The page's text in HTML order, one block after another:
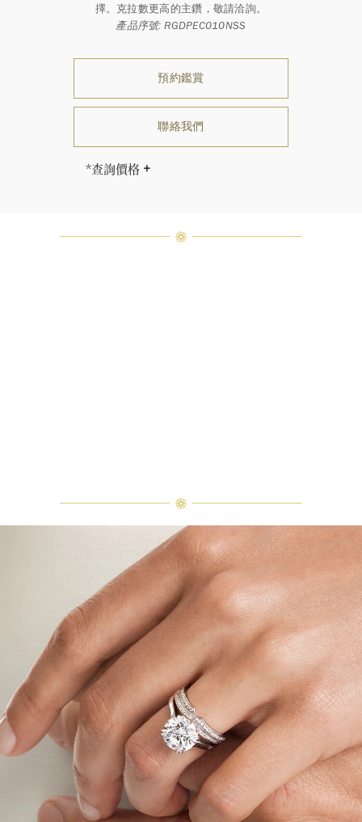
擇。克拉數更高的主鑽，敬請洽詢。
產品序號: RGDPEC010NSS
預約鑑賞
聯絡我們
*查詢價格
兩顆相同的鑽石。」 海瑞溫斯頓的每
開場為新娘與新郎初次共舞的溫馨時刻。新娘佩戴的海瑞溫斯頓